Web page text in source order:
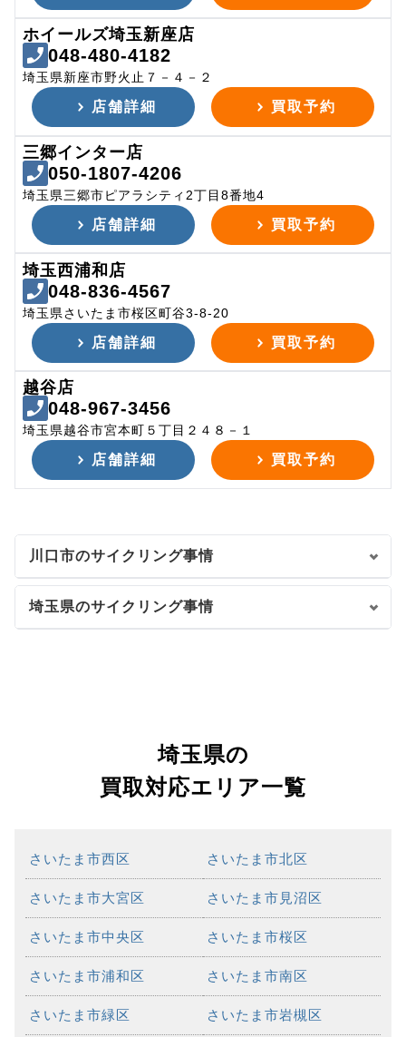
ホイールズ埼玉新座店
048-480-4182
埼玉県新座市野火止７－４－２
店舗詳細 買取予約
三郷インター店
050-1807-4206
埼玉県三郷市ピアラシティ2丁目8番地4
店舗詳細 買取予約
埼玉西浦和店
048-836-4567
埼玉県さいたま市桜区町谷3-8-20
店舗詳細 買取予約
越谷店
048-967-3456
埼玉県越谷市宮本町５丁目２４８－１
店舗詳細 買取予約
川口市のサイクリング事情
埼玉県のサイクリング事情
埼玉県の
買取対応エリア一覧
さいたま市西区 さいたま市北区
さいたま市大宮区 さいたま市見沼区
さいたま市中央区 さいたま市桜区
さいたま市浦和区 さいたま市南区
さいたま市緑区 さいたま市岩槻区